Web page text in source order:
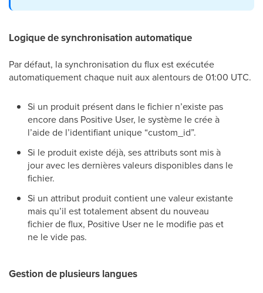
Logique de synchronisation automatique
Par défaut, la synchronisation du flux est exécutée
automatiquement chaque nuit aux alentours de 01:00 UTC.
Si un produit présent dans le fichier n’existe pas
encore dans Positive User, le système le crée à
l’aide de l’identifiant unique “custom_id”.
Si le produit existe déjà, ses attributs sont mis à
jour avec les dernières valeurs disponibles dans le
fichier.
Si un attribut produit contient une valeur existante
mais qu’il est totalement absent du nouveau
fichier de flux, Positive User ne le modifie pas et
ne le vide pas.
Gestion de plusieurs langues